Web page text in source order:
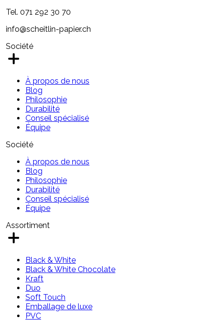
Tel. 071 292 30 70
info@scheitlin-papier.ch
Société
À propos de nous
Blog
Philosophie
Durabilité
Conseil spécialisé
Équipe
Société
À propos de nous
Blog
Philosophie
Durabilité
Conseil spécialisé
Équipe
Assortiment
Black & White
Black & White Chocolate
Kraft
Duo
Soft Touch
Emballage de luxe
PVC